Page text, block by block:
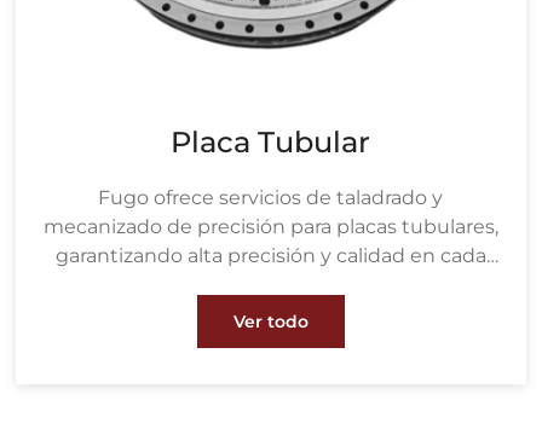
Placa Tubular
Fugo ofrece servicios de taladrado y
mecanizado de precisión para placas tubulares,
garantizando alta precisión y calidad en cada
equipos avanzados para crear orificios con
Ver todo